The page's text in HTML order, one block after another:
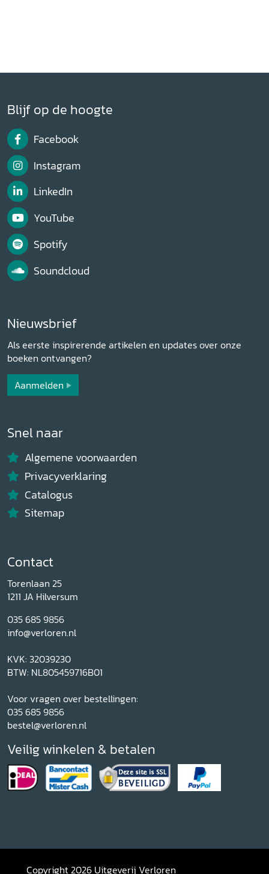
Blijf op de hoogte
Facebook
Instagram
LinkedIn
YouTube
Spotify
Soundcloud
Nieuwsbrief
Als eerste inspirerende artikelen en updates over onze
boeken ontvangen?
Aanmelden
Snel naar
Algemene voorwaarden
Privacyverklaring
Catalogus
Sitemap
Contact
Torenlaan 25
1211 JA Hilversum
035 685 9856
info@verloren.nl
KVK: 32039230
BTW: NL805459716B01
Voor vragen over bestellingen:
035 685 9856
bestel@verloren.nl
Veilig winkelen & betalen
Copyright 2026 Uitgeverij Verloren